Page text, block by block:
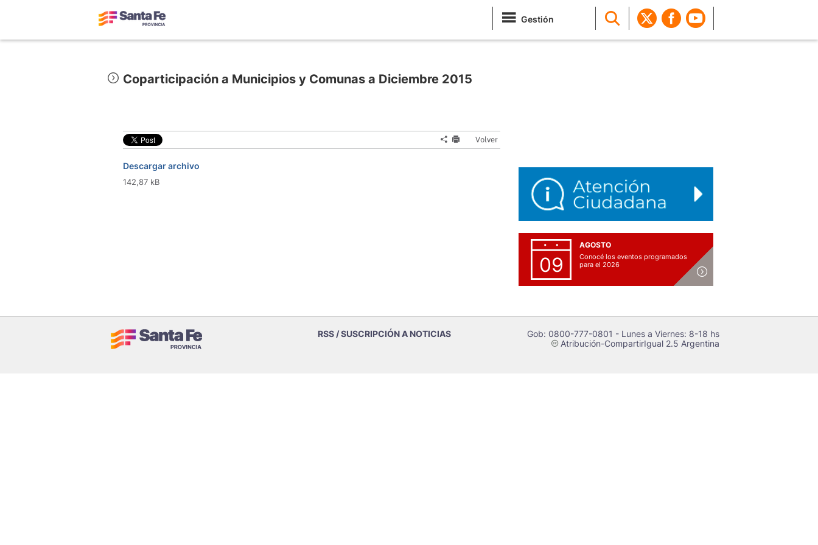
Gestión
Coparticipación a Municipios y Comunas a Diciembre 2015
Volver
Descargar archivo
142,87 kB
09
AGOSTO
Conocé los eventos programados
para el 2026
RSS / SUSCRIPCIÓN A NOTICIAS Gob: 0800-777-0801 - Lunes a Viernes: 8-18 hs
cAtribución-CompartirIgual 2.5 Argentina